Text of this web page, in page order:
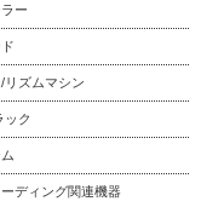
ー
リズムマシン
ック
ディング関連機器